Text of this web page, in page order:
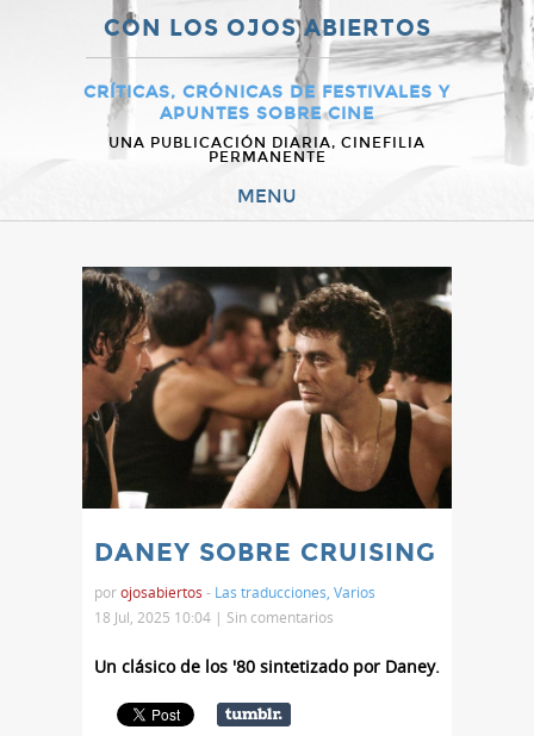
CON LOS OJOS ABIERTOS
CRÍTICAS, CRÓNICAS DE FESTIVALES Y
APUNTES SOBRE CINE
UNA PUBLICACIÓN DIARIA, CINEFILIA
PERMANENTE
MENU
DANEY SOBRE CRUISING
porojosabiertos - Las traducciones, Varios
18 Jul, 2025 10:04 | Sin comentarios
Un clásico de los '80 sintetizado por Daney.